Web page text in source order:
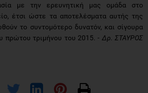
με την ερευνητική μας ομάδα στο
έτσι ώστε τα αποτελέσματα αυτής της
το συντομότερο δυνατόν, και σίγουρα
πρώτου τριμήνου του 2015. - Δρ. ΣΤΑΥΡΟΣ